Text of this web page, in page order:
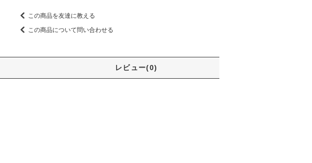
この商品を友達に教える
この商品について問い合わせる
レビュー(0)